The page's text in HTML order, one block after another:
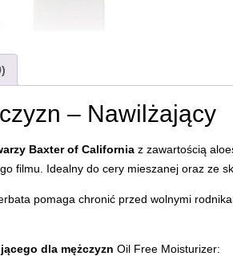
– Nawilżający
Baxter of California z zawartością
filmu. Idealny do cery mieszanej oraz ze
pomaga chronić przed wolnymi
dla mężczyzn Oil Free Moisturizer: